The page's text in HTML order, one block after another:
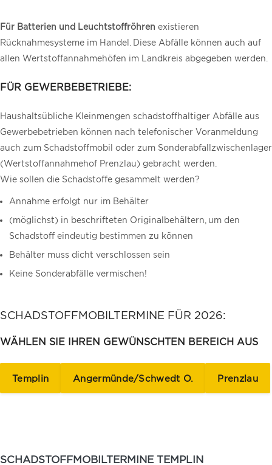
Für Batterien und Leuchtstoffröhren existieren
Rücknahmesysteme im Handel. Diese Abfälle können auch auf
allen Wertstoffannahmehöfen im Landkreis abgegeben werden.
FÜR GEWERBEBETRIEBE:
Haushaltsübliche Kleinmengen schadstoffhaltiger Abfälle aus
Gewerbebetrieben können nach telefonischer Voranmeldung
auch zum Schadstoffmobil oder zum Sonderabfallzwischenlager
(Wertstoffannahmehof Prenzlau) gebracht werden.
Wie sollen die Schadstoffe gesammelt werden?
Annahme erfolgt nur im Behälter
(möglichst) in beschrifteten Originalbehältern, um den
Schadstoff eindeutig bestimmen zu können
Behälter muss dicht verschlossen sein
Keine Sonderabfälle vermischen!
SCHADSTOFFMOBILTERMINE FÜR 2026:
WÄHLEN SIE IHREN GEWÜNSCHTEN BEREICH AUS
Templin Angermünde/Schwedt O. Prenzlau
SCHADSTOFFMOBILTERMINE TEMPLIN